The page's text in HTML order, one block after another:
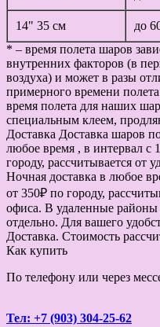
14" 35 см до
* – время полета шаров
внутренних факторов (в
воздуха) и может в разы
примерного времени
время полета для наших
специальным клеем,
Доставка Доставка шаров
любое время , в интервал с
городу, рассчитывается от
Ночная доставка в любое
от 350₽ по городу,
офиса. В удаленные районы
отдельно. Для вашего
Доставка. Стоимость
Как купить
По телефону или через
Тел: +7 (903) 304-25-62